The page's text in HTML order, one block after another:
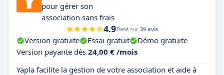
pour gérer son
association sans frais
4.9Basé sur 39 avis
Version gratuite Essai gratuit
Démo gratuite
Version payante dès 24,00 € /mois
Yapla facilite la gestion de votre association et aide à